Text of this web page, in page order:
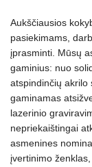
Aukščiausios
pasiekimams,
įprasminti. Mūsų
gaminius: nuo
atspindinčių akrilo
gaminamas
lazerinio
nepriekaištingai
asmenines
įvertinimo